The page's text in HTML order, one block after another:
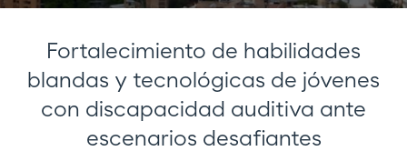
Fortalecimiento de habilidades
blandas y tecnológicas de jóvenes
con discapacidad auditiva ante
escenarios desafiantes